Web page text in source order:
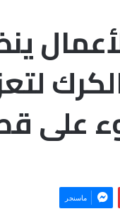
على
ماسنجر